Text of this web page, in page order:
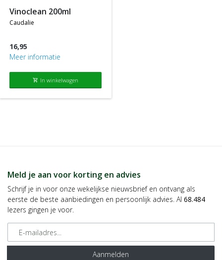
vinoclean 200ml
caudalie
16,95
Meer informatie
shopping_cart In winkelwagen
Meld je aan voor korting en advies
Schrijf je in voor onze wekelijkse nieuwsbrief en ontvang als
eerste de beste aanbiedingen en persoonlijk advies. Al 68.484
lezers gingen je voor.
E-mailadres
Aanmelden